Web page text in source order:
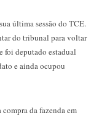
última sessão do TCE.
do tribunal para voltar
foi deputado estadual
e ainda ocupou
da fazenda em